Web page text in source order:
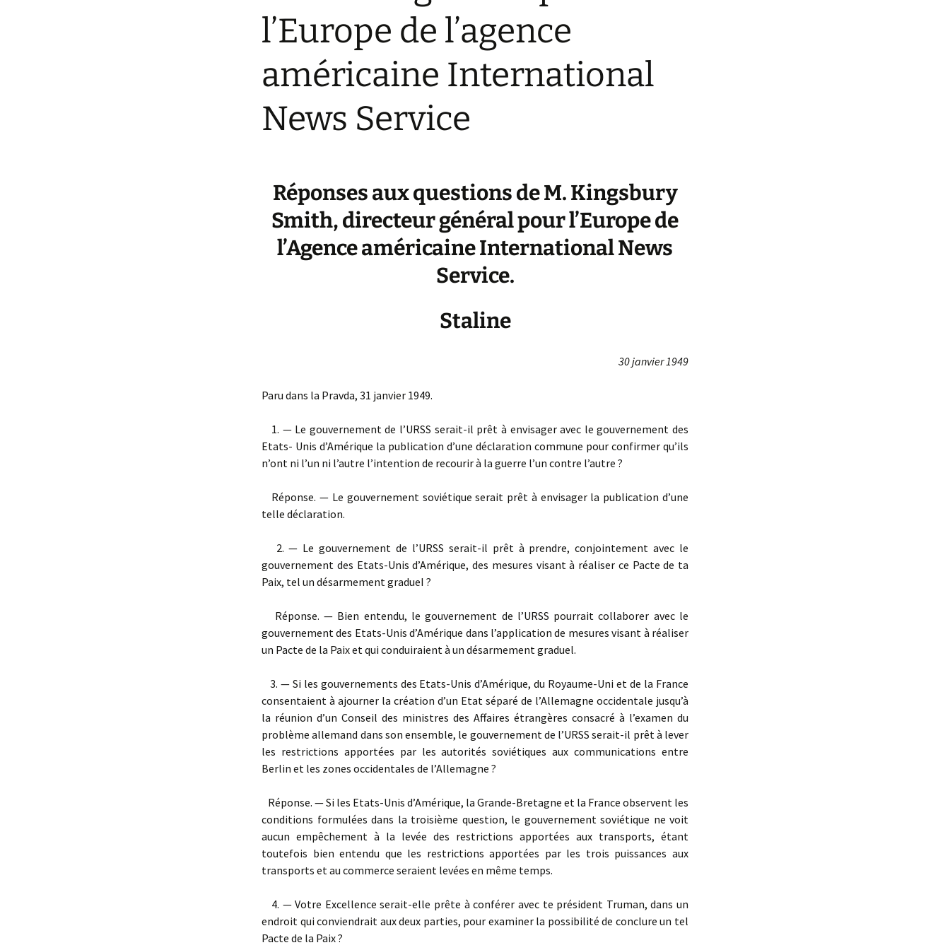
l’Europe de l’agence
américaine International
News Service
Réponses aux questions de M. Kingsbury
Smith, directeur général pour l’Europe de
l’Agence américaine International News
Service.
Staline
30 janvier 1949
Paru dans la Pravda, 31 janvier 1949.
1. — Le gouvernement de l’URSS serait-il prêt à envisager avec le gouvernement des
Etats- Unis d’Amérique la publication d’une déclaration commune pour confirmer qu’ils
n’ont ni l’un ni l’autre l’intention de recourir à la guerre l’un contre l’autre ?
Réponse. — Le gouvernement soviétique serait prêt à envisager la publication d’une
telle déclaration.
2. — Le gouvernement de l’URSS serait-il prêt à prendre, conjointement avec le
gouvernement des Etats-Unis d’Amérique, des mesures visant à réaliser ce Pacte de ta
Paix, tel un désarmement gradueI ?
Réponse. — Bien entendu, le gouvernement de l’URSS pourrait collaborer avec le
gouvernement des Etats-Unis d’Amérique dans l’application de mesures visant à réaliser
un Pacte de la Paix et qui conduiraient à un désarmement graduel.
3. — Si les gouvernements des Etats-Unis d’Amérique, du Royaume-Uni et de la France
consentaient à ajourner la création d’un Etat séparé de l’Allemagne occidentale jusqu’à
la réunion d’un Conseil des ministres des Affaires étrangères consacré à l’examen du
problème allemand dans son ensemble, le gouvernement de l’URSS serait-il prêt à lever
les restrictions apportées par les autorités soviétiques aux communications entre
Berlin et les zones occidentales de l’Allemagne ?
Réponse. — Si les Etats-Unis d’Amérique, la Grande-Bretagne et la France observent les
conditions formulées dans la troisième question, le gouvernement soviétique ne voit
aucun empêchement à la levée des restrictions apportées aux transports, étant
toutefois bien entendu que les restrictions apportées par les trois puissances aux
transports et au commerce seraient levées en même temps.
4. — Votre Excellence serait-elle prête à conférer avec te président Truman, dans un
endroit qui conviendrait aux deux parties, pour examiner la possibilité de conclure un tel
Pacte de la Paix ?